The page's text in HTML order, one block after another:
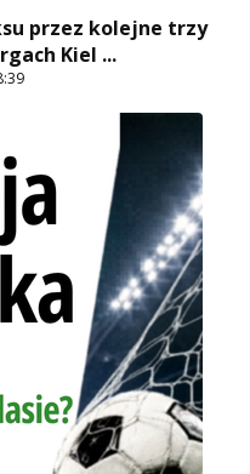
przez kolejne trzy
Kiel ...